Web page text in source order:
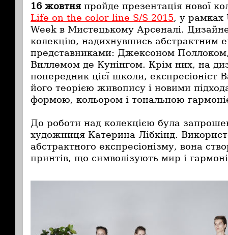
16 жовтня пройде презентація нової
Life on the color line S/S 2015, у рамках
Week в Мистецькому Арсеналі.
колекцію, надихнувшись абстрактним
представниками: Джексоном
Виллемом де Кунінгом. Крім них, на
попередник цієї школи, експресіоніст
його теорією живопису і новими
формою, кольором і тональною
До роботи над колекцією була
художниця Катерина Лібкінд.
абстрактного експресіонізму, вона
принтів, що символізують мир і